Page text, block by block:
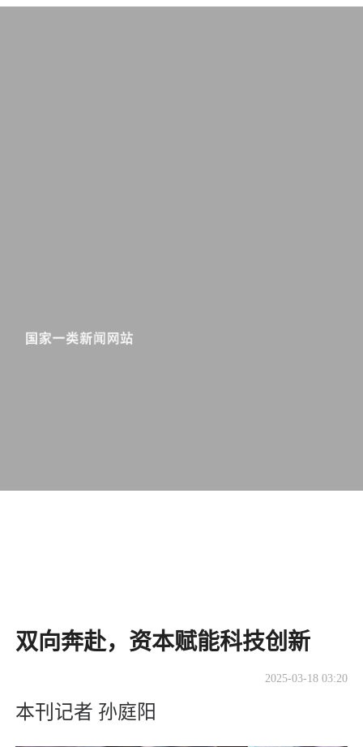
双向奔赴，资本赋能科技创新
2025-03-18 03:20
本刊记者 孙庭阳